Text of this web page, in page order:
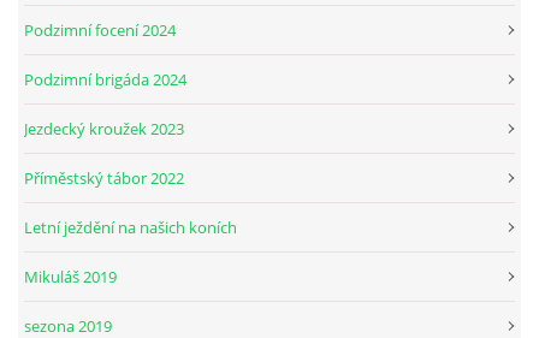
PODZIMNÍ BRIGÁDA 4.10.2025
Podzimní focení 2024
Podzimní brigáda 2024
Jezdecký kroužek 2023
Příměstský tábor 2022
Letní ježdění na našich koních
Mikuláš 2019
sezona 2019